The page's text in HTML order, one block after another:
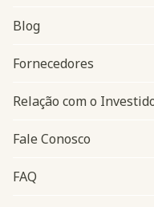
Navegação do rodapé
Blog
Fornecedores
Relação com o
Fale Conosco
FAQ